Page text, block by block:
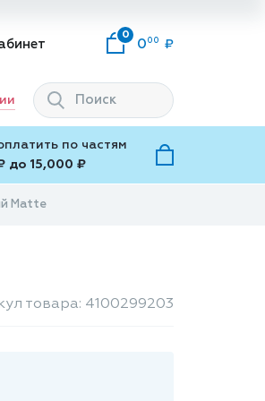
0
0 00
по частям
до 15,000 ₽
Matte
товара: 4100299203